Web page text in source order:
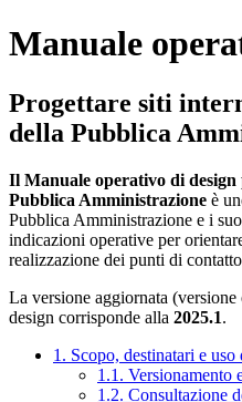
Manuale
Progettare siti
della Pubblica
Il Manuale operativo di
Pubblica Amministrazione è
Pubblica Amministrazione e i
indicazioni operative per
realizzazione dei punti di
La versione aggiornata
design corrisponde alla 2025.1.
1. Scopo, destinatari e
1.1. Versionamento
1.2. Consultazione